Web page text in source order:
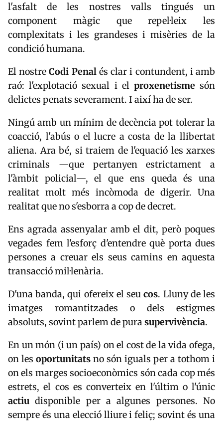
l'asfalt de les nostres valls tingués un
component màgic que repel·leix les
complexitats i les grandeses i misèries de la
condició humana.
El nostreCodi Penalés clar i contundent, i amb
raó: l'explotació sexual i el proxenetismesón
delictes penats severament. I així ha de ser.
Ningú amb un mínim de decència pot tolerar la
coacció, l'abús o el lucre a costa de la llibertat
aliena. Ara bé, si traiem de l'equació les xarxes
criminals —que pertanyen estrictament a
l'àmbit policial—, el que ens queda és una
realitat molt més incòmoda de digerir. Una
realitat que no s'esborra a cop de decret.
Ens agrada assenyalar amb el dit, però poques
vegades fem l'esforç d'entendre què porta dues
persones a creuar els seus camins en aquesta
transacció mil·lenària.
D'una banda, qui ofereix el seucos. Lluny de les
imatges romantitzades o dels estigmes
absoluts, sovint parlem de purasupervivència.
En un món (i un país) on el cost de la vida ofega,
on les oportunitats no són iguals per a tothom i
on els marges socioeconòmics són cada cop més
estrets, el cos es converteix en l'últim o l'únic
actiu disponible per a algunes persones. No
sempre és una elecció lliure i feliç; sovint és una